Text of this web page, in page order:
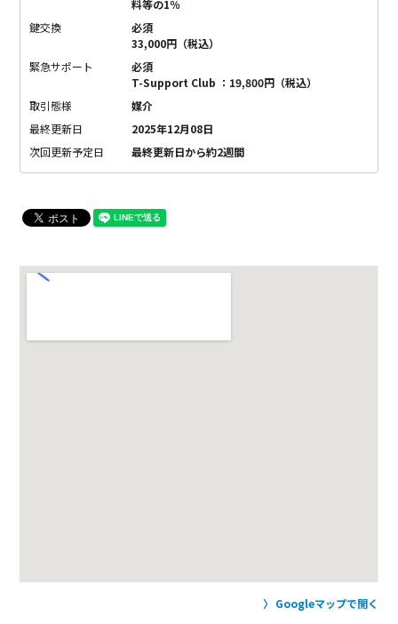
料等の1％
鍵交換
必須
33,000円（税込）
緊急サポート
必須
T-Support Club ：19,800円（税込）
取引態様
媒介
最終更新日
2025年12月08日
次回更新予定日
最終更新日から約2週間
Googleマップで開く